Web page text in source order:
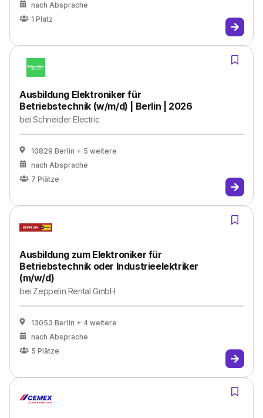
nach Absprache
1 Platz
Ausbildung Elektroniker für
Betriebstechnik (w/m/d) | Berlin | 2026
beiSchneider Electric
10829 Berlin + 5 weitere
nach Absprache
7 Plätze
Ausbildung zum Elektroniker für
Betriebstechnik oder Industrieelektriker
(m/w/d)
bei Zeppelin Rental GmbH
13053 Berlin + 4 weitere
nach Absprache
5 Plätze